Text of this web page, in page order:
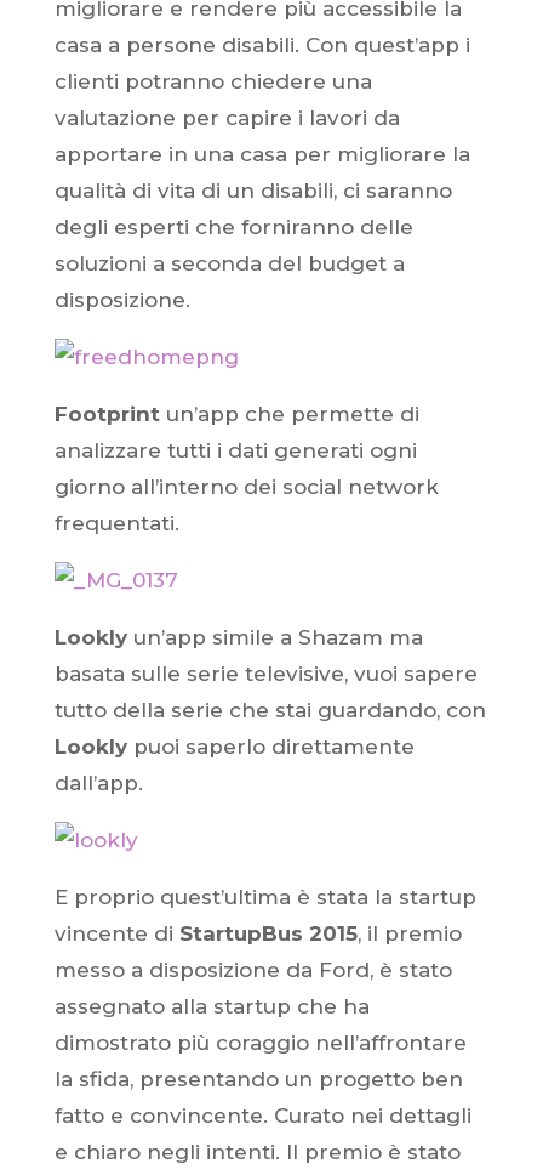
migliorare e rendere più accessibile la
casa a persone disabili. Con quest’app i
clienti potranno chiedere una
valutazione per capire i lavori da
apportare in una casa per migliorare la
qualità di vita di un disabili, ci saranno
degli esperti che forniranno delle
soluzioni a seconda del budget a
disposizione.
Footprintun’app che permette di
analizzare tutti i dati generati ogni
giorno all’interno dei social network
frequentati.
Lookly un’app simile a Shazam ma
basata sulle serie televisive, vuoi sapere
tutto della serie che stai guardando, con
Looklypuoi saperlo direttamente
dall’app.
E proprio quest’ultima è stata la startup
vincente di StartupBus 2015, il premio
messo a disposizione da Ford, è stato
assegnato alla startup che ha
dimostrato più coraggio nell’affrontare
la sfida, presentando un progetto ben
fatto e convincente. Curato nei dettagli
e chiaro negli intenti. Il premio è stato